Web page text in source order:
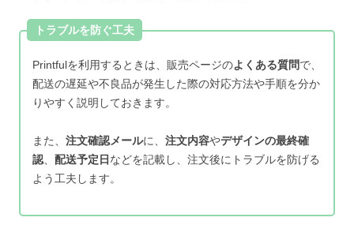
トラブルを防ぐ工夫
Printfulを利用するときは、販売ページのよくある質問で、
配送の遅延や不良品が発生した際の対応方法や手順を分か
りやすく説明しておきます。
また、 注文確認メールに、 注文内容やデザインの最終確
認
配送予定日 などを記載し、注文後にトラブルを防げる
よう工夫します。